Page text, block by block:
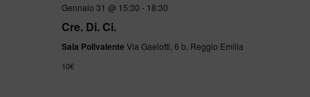
Gennaio 31 @ 15:30 - 18:30
Cre. Di. Ci.
Sala Polivalente Via Gaelotti, 6 b, Reggio Emilia
10€